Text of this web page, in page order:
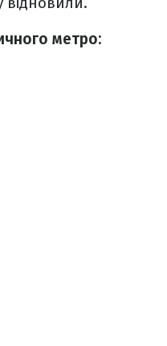
метро: